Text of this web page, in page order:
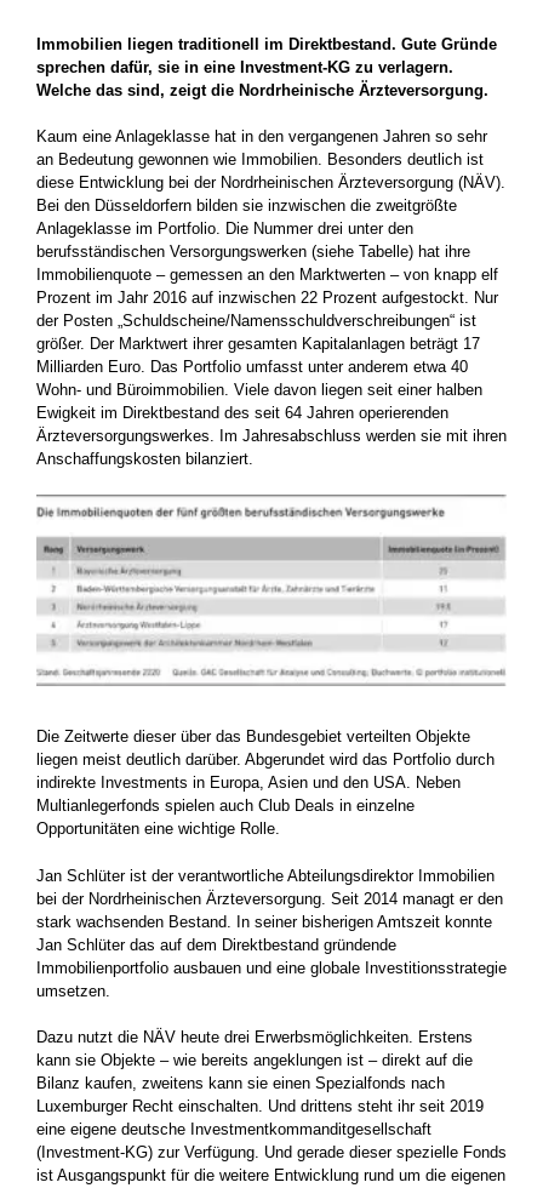
Immobilien liegen traditionell im Direktbestand. Gute Gründe
sprechen dafür, sie in eine Investment-KG zu verlagern.
Welche das sind, zeigt die Nordrheinische Ärzteversorgung.
Kaum eine Anlageklasse hat in den vergangenen Jahren so sehr
an Bedeutung gewonnen wie Immobilien. Besonders deutlich ist
diese Entwicklung bei der Nordrheinischen Ärzteversorgung (NÄV).
Bei den Düsseldorfern bilden sie inzwischen die zweitgrößte
Anlageklasse im Portfolio. Die Nummer drei unter den
berufsständischen Versorgungswerken (siehe Tabelle) hat ihre
Immobilienquote – gemessen an den Marktwerten – von knapp elf
Prozent im Jahr 2016 auf inzwischen 22 Prozent aufgestockt. Nur
der Posten „Schuldscheine/Namensschuldverschreibungen“ ist
größer. Der Marktwert ihrer gesamten Kapitalanlagen beträgt 17
Milliarden Euro. Das Portfolio umfasst unter anderem etwa 40
Wohn- und Büroimmobilien. Viele davon liegen seit einer halben
Ewigkeit im Direktbestand des seit 64 Jahren operierenden
Ärzteversorgungswerkes. Im Jahresabschluss werden sie mit ihren
Anschaffungskosten bilanziert.
Die Zeitwerte dieser über das Bundesgebiet verteilten Objekte
liegen meist deutlich darüber. Abgerundet wird das Portfolio durch
indirekte Investments in Europa, Asien und den USA. Neben
Multianlegerfonds spielen auch Club Deals in einzelne
Opportunitäten eine wichtige Rolle.
Jan Schlüter ist der verantwortliche Abteilungsdirektor Immobilien
bei der Nordrheinischen Ärzteversorgung. Seit 2014 managt er den
stark wachsenden Bestand. In seiner bisherigen Amtszeit konnte
Jan Schlüter das auf dem Direktbestand gründende
Immobilienportfolio ausbauen und eine globale Investitionsstrategie
umsetzen.
Dazu nutzt die NÄV heute drei Erwerbsmöglichkeiten. Erstens
kann sie Objekte – wie bereits angeklungen ist – direkt auf die
Bilanz kaufen, zweitens kann sie einen Spezialfonds nach
Luxemburger Recht einschalten. Und drittens steht ihr seit 2019
eine eigene deutsche Investmentkommanditgesellschaft
(Investment-KG) zur Verfügung. Und gerade dieser spezielle Fonds
ist Ausgangspunkt für die weitere Entwicklung rund um die eigenen